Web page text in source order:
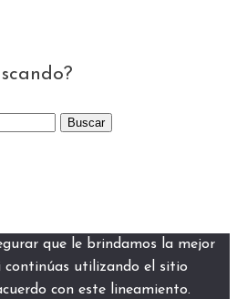
que le brindamos la mejor
continúas utilizando el sitio
con este lineamiento.